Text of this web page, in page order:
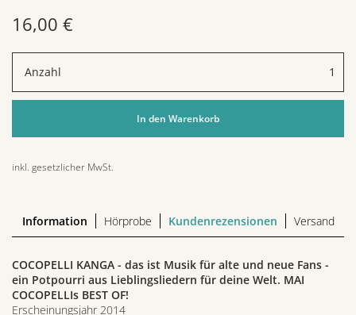
16,00 €
Anzahl
inkl. gesetzlicher MwSt.
Information Hörprobe Kundenrezensionen Versand
COCOPELLI KANGA - das ist Musik für alte und neue Fans -
ein Potpourri aus Lieblingsliedern für deine Welt. MAI
COCOPELLIs BEST OF!
Erscheinungsjahr 2014